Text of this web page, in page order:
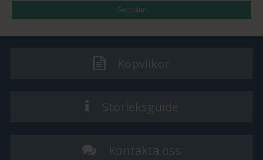
Godkänn
Köpvilkor
Storleksguide
Kontakta oss